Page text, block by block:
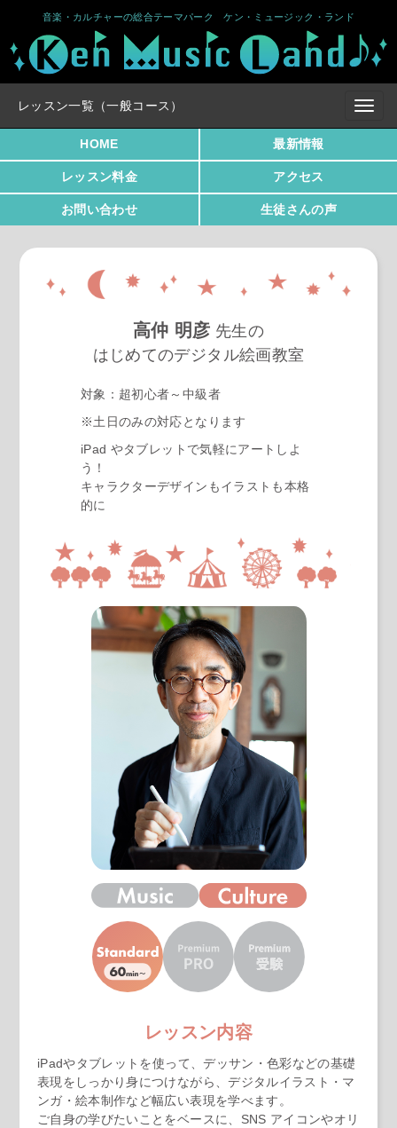
音楽・カルチャーの総合テーマパーク ケン・ミュージック・ランド
レッスン一覧（一般コース）
HOME 最新情報
レッスン料金 アクセス
お問い合わせ 生徒さんの声
高仲 明彦 先生の
はじめてのデジタル絵画教室
対象：超初心者～中級者
※土日のみの対応となります
iPad やタブレットで気軽にアートしよ
う！
キャラクターデザインもイラストも本格
的に
レッスン内容
iPadやタブレットを使って、デッサン・色彩などの基礎
表現をしっかり身につけながら、デジタルイラスト・マ
ンガ・絵本制作など幅広い表現を学べます。
ご自身の学びたいことをベースに、SNS アイコンやオリ